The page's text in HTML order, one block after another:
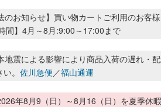
のお知らせ】買い物カートご利用のお客
間】4月～8月:9:00～17:00まで
地震による影響により商品入荷の遅れ・
。 佐川急便／福山通運
年8月9（日）～8月16（日）を夏季休